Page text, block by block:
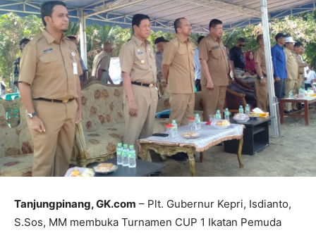
Tanjungpinang, GK.com – Plt. Gubernur Kepri, Isdianto,
S.Sos, MM membuka Turnamen CUP 1 Ikatan Pemuda